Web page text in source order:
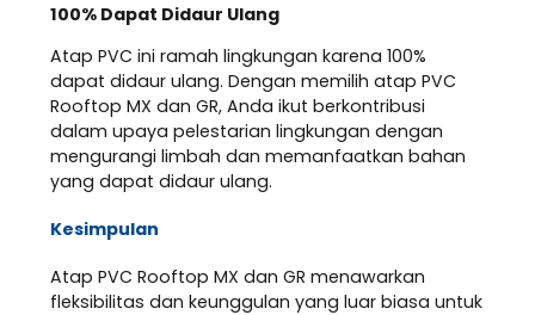
100% Dapat Didaur Ulang
Atap PVC ini ramah lingkungan karena 100%
dapat didaur ulang. Dengan memilih atap PVC
Rooftop MX dan GR, Anda ikut berkontribusi
dalam upaya pelestarian lingkungan dengan
mengurangi limbah dan memanfaatkan bahan
yang dapat didaur ulang.
Kesimpulan
Atap PVC Rooftop MX dan GR menawarkan
fleksibilitas dan keunggulan yang luar biasa untuk